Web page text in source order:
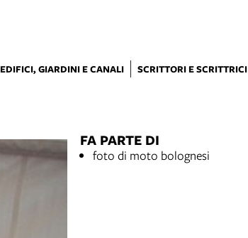
EDIFICI, GIARDINI E CANALI SCRITTORI E SCRITTRICI
FA PARTE DI
foto di moto bolognesi